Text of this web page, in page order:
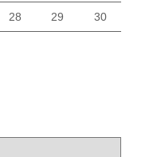
28 29 30